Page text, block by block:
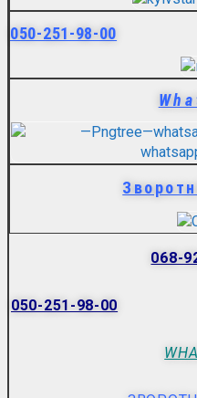
050-251-98-00
068-
050-251-98-00